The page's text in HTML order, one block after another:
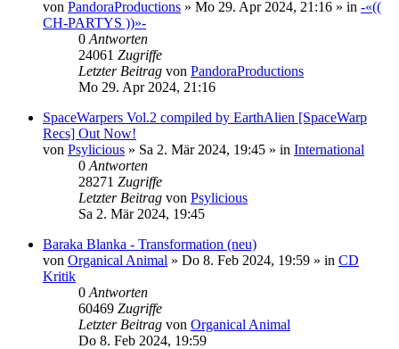
von PandoraProductions » Mo 29. Apr 2024, 21:16 » in -«((
CH-PARTYS ))»-
0 Antworten
24061 Zugriffe
Letzter Beitrag von PandoraProductions
Mo 29. Apr 2024, 21:16
SpaceWarpers Vol.2 compiled by EarthAlien [SpaceWarp
Recs] Out Now!
von Psylicious » Sa 2. Mär 2024, 19:45 » in International
0 Antworten
28271 Zugriffe
Letzter Beitrag von Psylicious
Sa 2. Mär 2024, 19:45
Baraka Blanka - Transformation (neu)
von Organical Animal » Do 8. Feb 2024, 19:59 » in CD
Kritik
0 Antworten
60469 Zugriffe
Letzter Beitrag von Organical Animal
Do 8. Feb 2024, 19:59